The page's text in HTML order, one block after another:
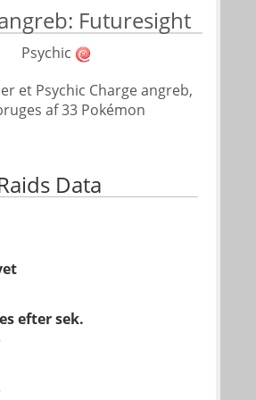
Futuresight
Psychic
et Psychic Charge angreb,
af 33 Pokémon
Data
efter sek.